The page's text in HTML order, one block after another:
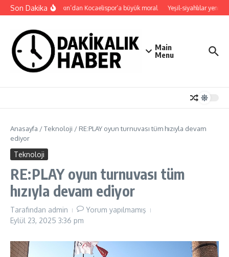
İçeriğe atla
Son DakikaBüyükakın’dan Kocaelispor’a büyük moral Yeşil-siyahlılar yeni
Main
Menu
Anasayfa /Teknoloji / RE:PLAY oyun turnuvası tüm hızıyla devam
ediyor
Teknoloji
RE:PLAY oyun turnuvası tüm
hızıyla devam ediyor
Tarafından admin
Yorum yapılmamış
Eylül 23, 2025 3:36 pm